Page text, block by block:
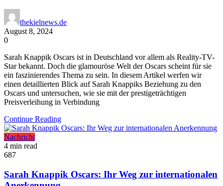
thekielnews.de
August 8, 2024
0
Sarah Knappik Oscars ist in Deutschland vor allem als Reality-TV-
Star bekannt. Doch die glamouröse Welt der Oscars scheint für sie
ein faszinierendes Thema zu sein. In diesem Artikel werfen wir
einen detaillierten Blick auf Sarah Knappiks Beziehung zu den
Oscars und untersuchen, wie sie mit der prestigeträchtigen
Preisverleihung in Verbindung
Continue Reading
Nachricht
4 min read
687
Sarah Knappik Oscars: Ihr Weg zur internationalen